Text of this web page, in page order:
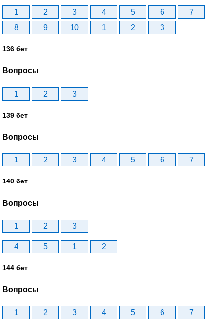
1 2 3 4 5 6
7
8
9 10 1 2 3
136 бет
Вопросы
1 2 3
139 бет
Вопросы
1 2 3 4 5 6 7
140 бет
Вопросы
1 2 3
4 5 1 2
144 бет
Вопросы
1 2 3 4 5 6
7